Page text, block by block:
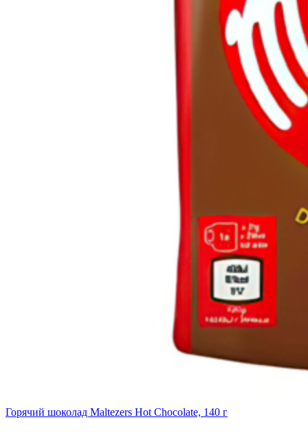
Горячий шоколад Maltezers Hot Chocolate, 140 г